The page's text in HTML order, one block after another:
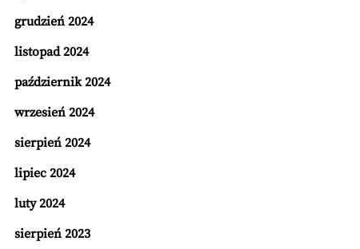
grudzień 2024
listopad 2024
październik 2024
wrzesień 2024
sierpień 2024
lipiec 2024
luty 2024
sierpień 2023